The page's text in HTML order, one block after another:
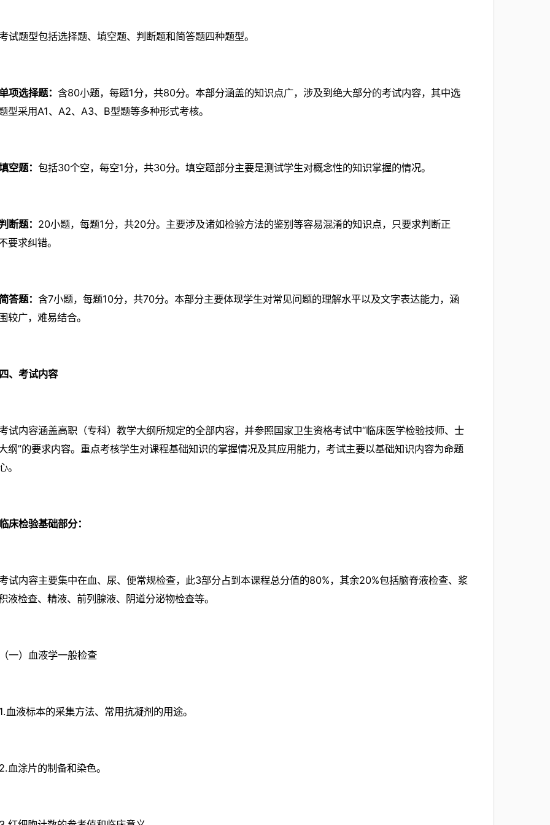
试题型包括选择题、填空题、判断题和简答题四种题型。
项选择题： 含80小题，每题1分，共80分。本部分涵盖的知识点广，涉及到绝大部分的考试内容，其中选
型采用A1、A2、A3、B型题等多种形式考核。
空题： 包括30个空，每空1分，共30分。填空题部分主要是测试学生对概念性的知识掌握的情况。
断题： 20小题，每题1分，共20分。主要涉及诸如检验方法的鉴别等容易混淆的知识点，只要求判断正
要求纠错。
答题： 含7小题，每题10分，共70分。本部分主要体现学生对常见问题的理解水平以及文字表达能力，涵
较广，难易结合。
、考试内容
试内容涵盖高职（专科）教学大纲所规定的全部内容，并参照国家卫生资格考试中“临床医学检验技师、士
纲”的要求内容。重点考核学生对课程基础知识的掌握情况及其应用能力，考试主要以基础知识内容为命题
。
床检验基础部分：
试内容主要集中在血、尿、便常规检查，此3部分占到本课程总分值的80%，其余20%包括脑脊液检查、浆
液检查、精液、前列腺液、阴道分泌物检查等。
一）血液学一般检查
血液标本的采集方法、常用抗凝剂的用途。
血涂片的制备和染色。